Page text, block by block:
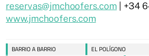
reservas@jmchoofers.com | +34
www.jmchoofers.com
BARRIO A BARRIO EL POLÍGONO